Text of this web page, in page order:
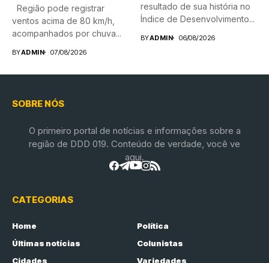
Região pode registrar
ventos acima de 80 km/h,
acompanhados por chuva...
BYADMIN 07/08/2026
resultado de sua história no
Índice de Desenvolvimento...
BYADMIN 06/08/2026
SOBRE NÓS
O primeiro portal de notícias e informações sobre a
região de DDD 019. Conteúdo de verdade, você ve
aqui.
CATEGORIAS
Home
Política
Últimas notícias
Colunistas
Cidades
Variedades